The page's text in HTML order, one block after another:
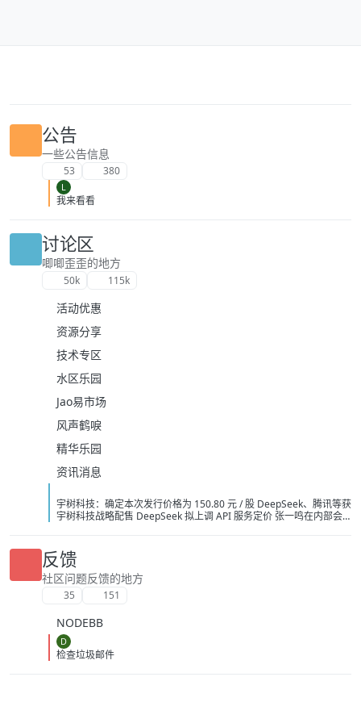
公告
一些公告信息
53 380
L
我来看看
讨论区
唧唧歪歪的地方
50k 115k
活动优惠
资源分享
技术专区
水区乐园
Jao易市场
风声鹤唳
精华乐园
资讯消息
宇树科技：确定本次发行价格为 150.80 元 / 股 DeepSeek、腾讯等获
宇树科技战略配售 DeepSeek 拟上调 API 服务定价 张一鸣在内部会
OpenAI 要求法官驳回苹果指控其窃取商业秘密的诉讼 阿里云：视频
生成模型 Wan3.0 开启公测 中国 AI 原生 App 用户量 Top 10：豆包
3.82 亿月活断层第一 广州住房商贷利率最低可至 2.7%
反馈
社区问题反馈的地方
35 151
NODEBB
D
检查垃圾邮件